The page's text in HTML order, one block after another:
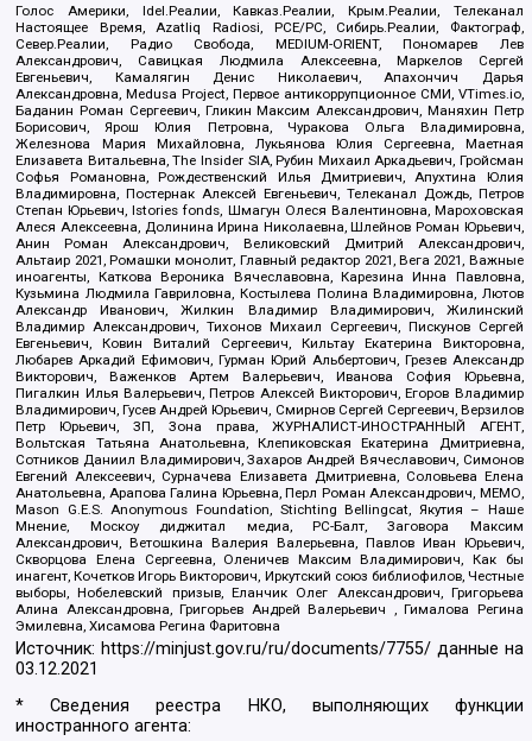
Голос Америки, Idel.Реалии, Кавказ.Реалии, Крым.Реалии, Телеканал
Настоящее Время, Azatliq Radiosi, PCE/PC, Сибирь.Реалии, Фактограф,
Север.Реалии, Радио Свобода, MEDIUM-ORIENT, Пономарев Лев
Александрович, Савицкая Людмила Алексеевна, Маркелов Сергей
Евгеньевич, Камалягин Денис Николаевич, Апахончич Дарья
Александровна, Medusa Project, Первое антикоррупционное СМИ, VTimes.io,
Баданин Роман Сергеевич, Гликин Максим Александрович, Маняхин Петр
Борисович, Ярош Юлия Петровна, Чуракова Ольга Владимировна,
Железнова Мария Михайловна, Лукьянова Юлия Сергеевна, Маетная
Елизавета Витальевна, The Insider SIA, Рубин Михаил Аркадьевич, Гройсман
Софья Романовна, Рождественский Илья Дмитриевич, Апухтина Юлия
Владимировна, Постернак Алексей Евгеньевич, Телеканал Дождь, Петров
Степан Юрьевич, Istories fonds, Шмагун Олеся Валентиновна, Мароховская
Алеся Алексеевна, Долинина Ирина Николаевна, Шлейнов Роман Юрьевич,
Анин Роман Александрович, Великовский Дмитрий Александрович,
Альтаир 2021, Ромашки монолит, Главный редактор 2021, Вега 2021, Важные
иноагенты, Каткова Вероника Вячеславовна, Карезина Инна Павловна,
Кузьмина Людмила Гавриловна, Костылева Полина Владимировна, Лютов
Александр Иванович, Жилкин Владимир Владимирович, Жилинский
Владимир Александрович, Тихонов Михаил Сергеевич, Пискунов Сергей
Евгеньевич, Ковин Виталий Сергеевич, Кильтау Екатерина Викторовна,
Любарев Аркадий Ефимович, Гурман Юрий Альбертович, Грезев Александр
Викторович, Важенков Артем Валерьевич, Иванова София Юрьевна,
Пигалкин Илья Валерьевич, Петров Алексей Викторович, Егоров Владимир
Владимирович, Гусев Андрей Юрьевич, Смирнов Сергей Сергеевич, Верзилов
Петр Юрьевич, ЗП, Зона права, ЖУРНАЛИСТ-ИНОСТРАННЫЙ АГЕНТ,
Вольтская Татьяна Анатольевна, Клепиковская Екатерина Дмитриевна,
Сотников Даниил Владимирович, Захаров Андрей Вячеславович, Симонов
Евгений Алексеевич, Сурначева Елизавета Дмитриевна, Соловьева Елена
Анатольевна, Арапова Галина Юрьевна, Перл Роман Александрович, МЕМО,
Mason G.E.S. Anonymous Foundation, Stichting Bellingcat, Якутия – Наше
Мнение, Москоу диджитал медиа, РС-Балт, Заговора Максим
Александрович, Ветошкина Валерия Валерьевна, Павлов Иван Юрьевич,
Скворцова Елена Сергеевна, Оленичев Максим Владимирович, Как бы
инагент, Кочетков Игорь Викторович, Иркутский союз библиофилов, Честные
выборы, Нобелевский призыв, Еланчик Олег Александрович, Григорьева
Алина Александровна, Григорьев Андрей Валерьевич , Гималова Регина
Эмилевна, Хисамова Регина Фаритовна
Источник: https://minjust.gov.ru/ru/documents/7755/ данные на
03.12.2021
* Сведения реестра НКО, выполняющих функции
иностранного агента: